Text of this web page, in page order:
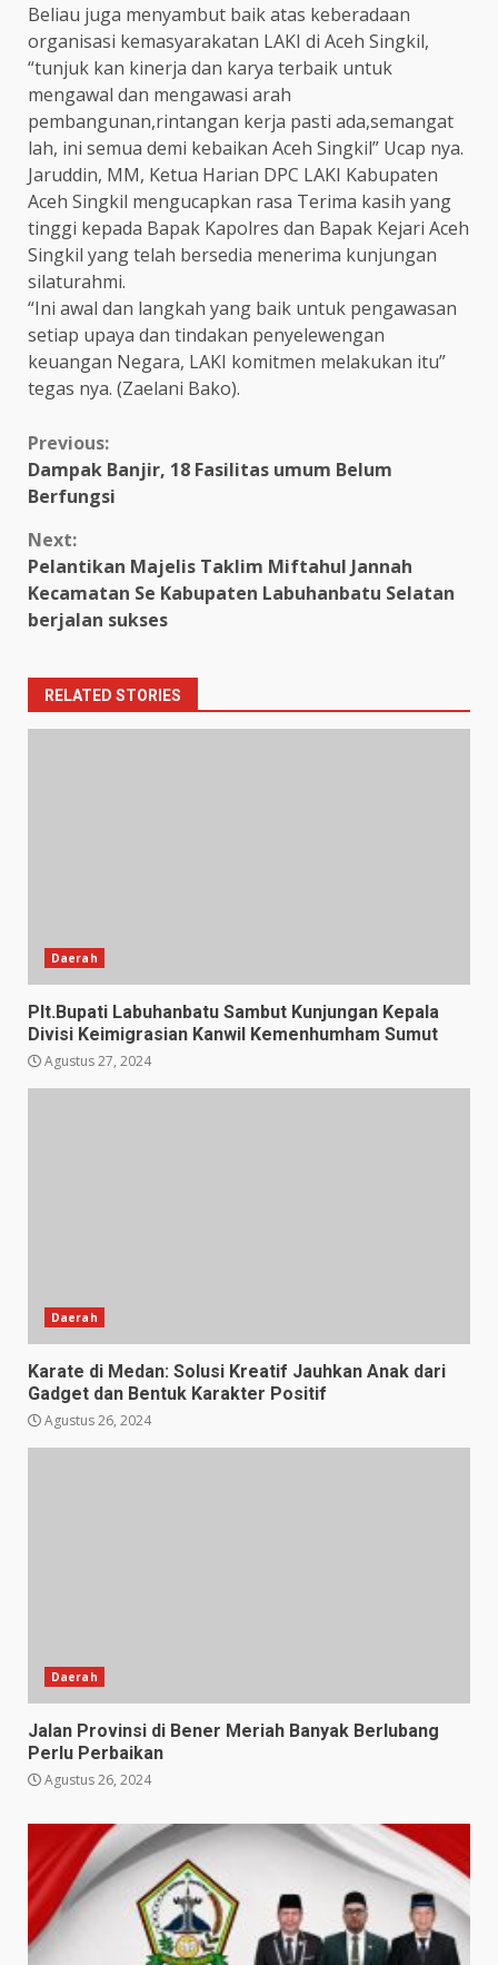
Beliau juga menyambut baik atas keberadaan
organisasi kemasyarakatan LAKI di Aceh Singkil,
“tunjuk kan kinerja dan karya terbaik untuk
mengawal dan mengawasi arah
pembangunan,rintangan kerja pasti ada,semangat
lah, ini semua demi kebaikan Aceh Singkil” Ucap nya.
Jaruddin, MM, Ketua Harian DPC LAKI Kabupaten
Aceh Singkil mengucapkan rasa Terima kasih yang
tinggi kepada Bapak Kapolres dan Bapak Kejari Aceh
Singkil yang telah bersedia menerima kunjungan
silaturahmi.
“Ini awal dan langkah yang baik untuk pengawasan
setiap upaya dan tindakan penyelewengan
keuangan Negara, LAKI komitmen melakukan itu”
tegas nya. (Zaelani Bako).
Continue
Reading
Previous:
Dampak Banjir, 18 Fasilitas umum Belum
Berfungsi
Next:
Pelantikan Majelis Taklim Miftahul Jannah
Kecamatan Se Kabupaten Labuhanbatu Selatan
berjalan sukses
RELATED STORIES
Daerah
Plt.Bupati Labuhanbatu Sambut Kunjungan Kepala
Divisi Keimigrasian Kanwil Kemenhumham Sumut
Agustus 27, 2024
Daerah
Karate di Medan: Solusi Kreatif Jauhkan Anak dari
Gadget dan Bentuk Karakter Positif
Agustus 26, 2024
Daerah
Jalan Provinsi di Bener Meriah Banyak Berlubang
Perlu Perbaikan
Agustus 26, 2024